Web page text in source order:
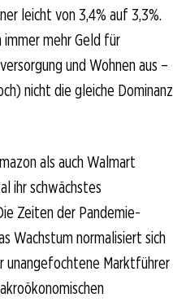
leicht von 3,4% auf 3,3%.
immer mehr Geld für
und Wohnen aus –
nicht die gleiche Dominanz
als auch Walmart
ihr schwächstes
Zeiten der Pandemie-
Wachstum normalisiert sich
unangefochtene Marktführer